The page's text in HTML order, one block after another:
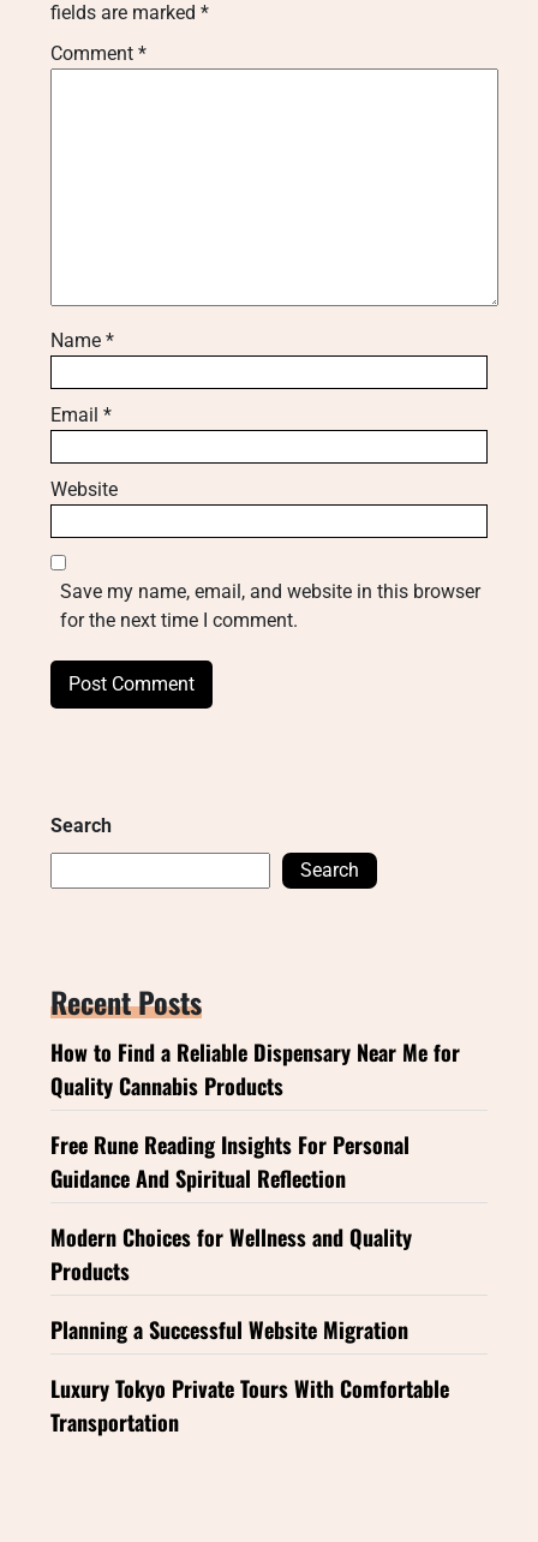
fields are marked *
Comment *
Name *
Email *
Website
Save my name, email, and website in this browser
for the next time I comment.
Search
Search
Recent Posts
How to Find a Reliable Dispensary Near Me for
Quality Cannabis Products
Free Rune Reading Insights For Personal
Guidance And Spiritual Reflection
Modern Choices for Wellness and Quality
Products
Planning a Successful Website Migration
Luxury Tokyo Private Tours With Comfortable
Transportation